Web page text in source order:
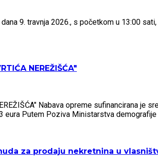
9. travnja 2026., s početkom u 13:00
NEREŽIŠĆA"
Nabava opreme sufinancirana
Putem Poziva Ministarstva demografije
za prodaju nekretnina u